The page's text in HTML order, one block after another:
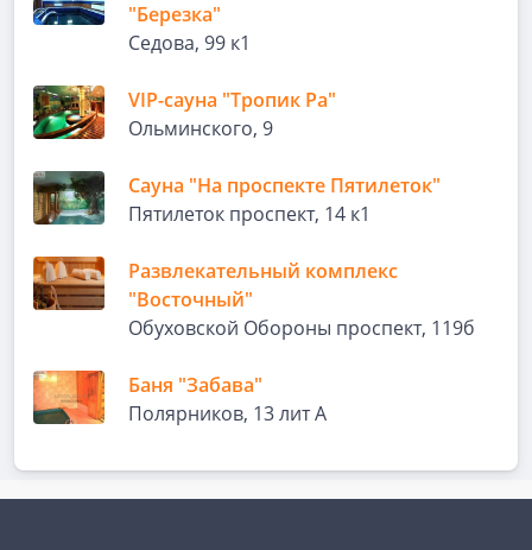
"Березка"
Седова, 99 к1
VIP-сауна "Тропик Ра"
Ольминского, 9
Сауна "На проспекте Пятилеток"
Пятилеток проспект, 14 к1
Развлекательный комплекс
"Восточный"
Обуховской Обороны проспект, 119б
Баня "Забава"
Полярников, 13 лит А